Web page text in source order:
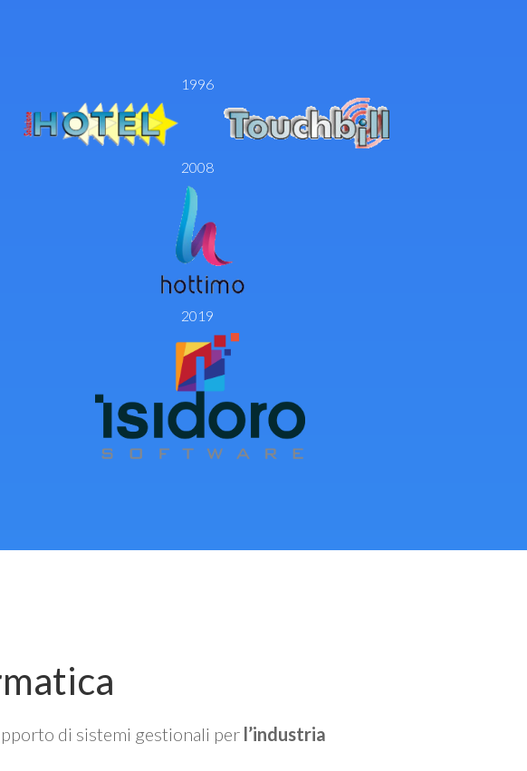
1996
2008
2019
di sistemi gestionali per l’industria